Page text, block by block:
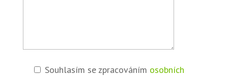
Souhlasím se zpracováním osobních